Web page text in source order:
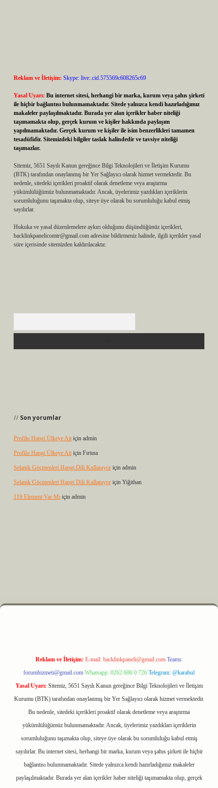
Reklam ve İletişim: Skype: live:.cid.575569c608265c69
Yasal Uyarı: Bu internet sitesi, herhangi bir marka, kurum veya şahıs şirketi
ile hiçbir bağlantısı bulunmamaktadır. Sitede yalnızca kendi hazırladığımız
makaleler paylaşılmaktadır. Burada yer alan içerikler haber niteliği
taşımamakta olup, gerçek kurum ve kişiler hakkında paylaşım
yapılmamaktadır. Gerçek kurum ve kişiler ile isim benzerlikleri tamamen
tesadüfidir. Sitemizdeki bilgiler taslak halindedir ve tavsiye niteliği
taşımazlar.
Sitemiz, 5651 Sayılı Kanun gereğince Bilgi Teknolojileri ve İletişim Kurumu
(BTK) tarafından onaylanmış bir Yer Sağlayıcı olarak hizmet vermektedir. Bu
nedenle, sitedeki içerikleri proaktif olarak denetleme veya araştırma
yükümlülüğümüz bulunmamaktadır. Ancak, üyelerimiz yazdıkları içeriklerin
sorumluluğunu taşımakta olup, siteye üye olarak bu sorumluluğu kabul etmiş
sayılırlar.
Hukuka ve yasal düzenlemelere aykırı olduğunu düşündüğünüz içerikleri,
backlinkpanelicomtr@gmail.com adresine bildirmeniz halinde, ilgili içerikler yasal
süre içerisinde sitemizden kaldırılacaktır.
Son yorumlar
Profilo Hangi Ülkeye Ait için admin
Profilo Hangi Ülkeye Ait için Fırtına
Selanik Göçmenleri Hangi Dili Kullanıyor için admin
Selanik Göçmenleri Hangi Dili Kullanıyor için Yiğithan
119 Element Var Mı için admin
elexbet
Reklam ve İletişim: E-mail: backlinkpaneli@gmail.com Teams:
forumhizmeti@gmail.com Whatsapp: 0262 606 0 726 Telegram: @karabul
Yasal Uyarı: Sitemiz, 5651 Sayılı Kanun gereğince Bilgi Teknolojileri ve İletişim
Kurumu (BTK) tarafından onaylanmış bir Yer Sağlayıcı olarak hizmet vermektedir.
Bu nedenle, sitedeki içerikleri proaktif olarak denetleme veya araştırma
yükümlülüğümüz bulunmamaktadır. Ancak, üyelerimiz yazdıkları içeriklerin
sorumluluğunu taşımakta olup, siteye üye olarak bu sorumluluğu kabul etmiş
sayılırlar. Bu internet sitesi, herhangi bir marka, kurum veya şahıs şirketi ile hiçbir
bağlantısı bulunmamaktadır. Sitede yalnızca kendi hazırladığımız makaleler
paylaşılmaktadır. Burada yer alan içerikler haber niteliği taşımamakta olup, gerçek